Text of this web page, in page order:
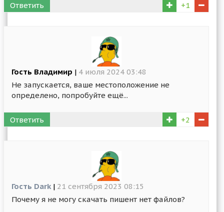
Ответить +1
Гость Владимир | 4 июля 2024 03:48
Не запускается, ваше местоположение не
определено, попробуйте ещё...
Ответить +2
Гость Dark | 21 сентября 2023 08:15
Почему я не могу скачать пишент нет файлов?